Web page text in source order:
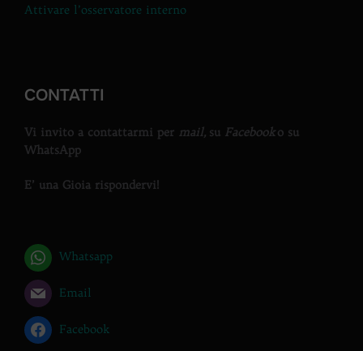
Attivare l’osservatore interno
CONTATTI
Vi invito a contattarmi per mail, su Facebooko su
WhatsApp
E’ una Gioia rispondervi!
Whatsapp
Email
Facebook